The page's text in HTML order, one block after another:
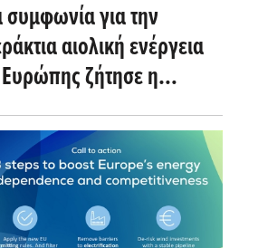
για την
αιολική ενέργεια
ζήτησε η